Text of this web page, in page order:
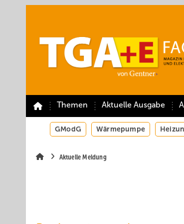
Themen Aktuelle Ausgabe
GModG Wärmepumpe
Aktuelle Meldung